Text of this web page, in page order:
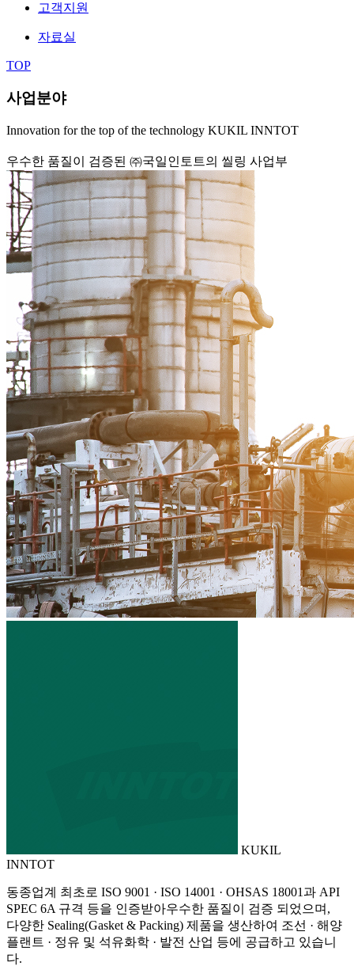
고객지원
자료실
TOP
사업분야
Innovation for the top of the technology KUKIL INNTOT
우수한 품질이 검증된 ㈜국일인토트의 씰링 사업부
KUKIL
INNTOT
동종업계 최초로 ISO 9001 · ISO 14001 · OHSAS 18001과 API
SPEC 6A 규격 등을 인증받아우수한 품질이 검증 되었으며,
다양한 Sealing(Gasket & Packing) 제품을 생산하여 조선 · 해양
플랜트 · 정유 및 석유화학 · 발전 산업 등에 공급하고 있습니
다.